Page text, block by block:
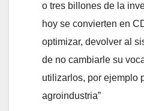
o tres billones de la
hoy se convierten en
optimizar, devolver al
de no cambiarle su
utilizarlos, por ejemplo
agroindustria”